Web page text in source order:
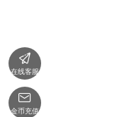

在线客服

金币充值